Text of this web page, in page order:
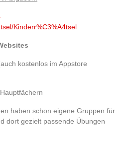
Kinderr%C3%A4tsel
kostenlos im Appstore
haben schon eigene Gruppen für
dort gezielt passende Übungen